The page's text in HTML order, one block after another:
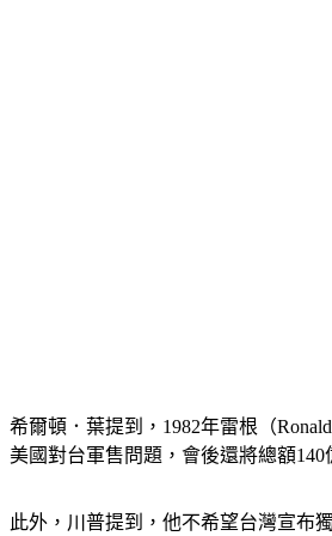
希爾頓．葉提到，1982年雷根（
美國對台軍售問題，會後還將總額
此外，川普提到，他不希望台灣宣布